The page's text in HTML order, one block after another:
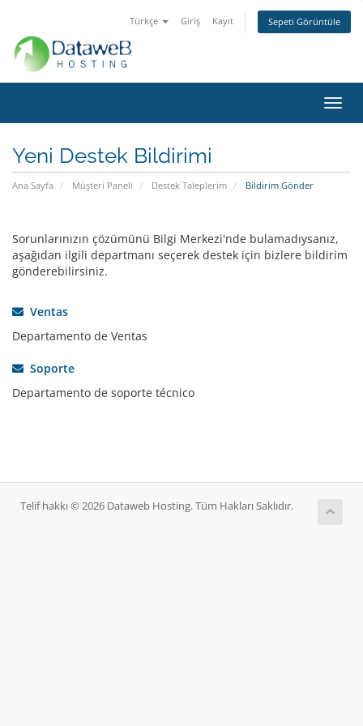
Türkçe Giriş Kayıt Sepeti Görüntüle
Yeni Destek Bildirimi
Ana Sayfa Müşteri Paneli Destek Taleplerim Bildirim Gönder
Sorunlarınızın çözümünü Bilgi Merkezi'nde bulamadıysanız,
aşağıdan ilgili departmanı seçerek destek için bizlere bildirim
gönderebilirsiniz.
Ventas
Departamento de Ventas
Soporte
Departamento de soporte técnico
Telif hakkı © 2026 Dataweb Hosting. Tüm Hakları Saklıdır.